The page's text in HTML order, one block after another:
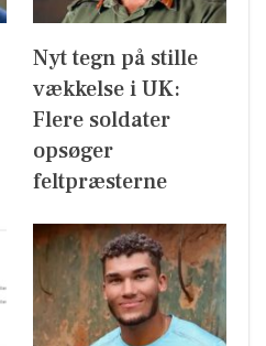
Nyt tegn på stille
vækkelse i UK:
Flere soldater
opsøger
feltpræsterne